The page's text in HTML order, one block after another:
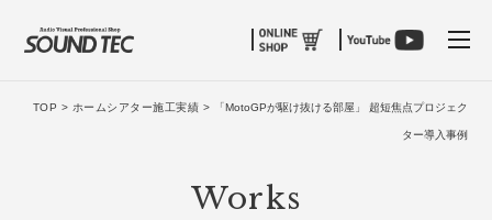
TOP > ホームシアター施工実績 > 「MotoGPが駆け抜ける部屋」 超短焦点プロジェク
ター導入事例
Works